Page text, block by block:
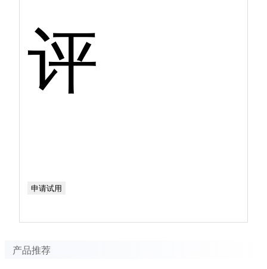
评
申请试用
产品推荐